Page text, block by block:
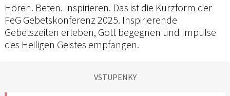
Hören. Beten. Inspirieren. Das ist die Kurzform der
FeG Gebetskonferenz 2025. Inspirierende
Gebetszeiten erleben, Gott begegnen und Impulse
des Heiligen Geistes empfangen.
VSTUPENKY